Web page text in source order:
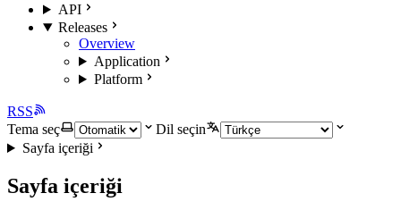
API
Releases
Overview
Application
Platform
RSS
Tema seç
Dil seçin
Sayfa içeriği
Sayfa içeriği